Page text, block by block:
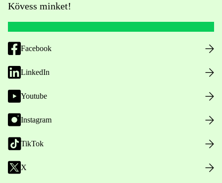
Kövess minket!
Facebook
LinkedIn
Youtube
Instagram
TikTok
X